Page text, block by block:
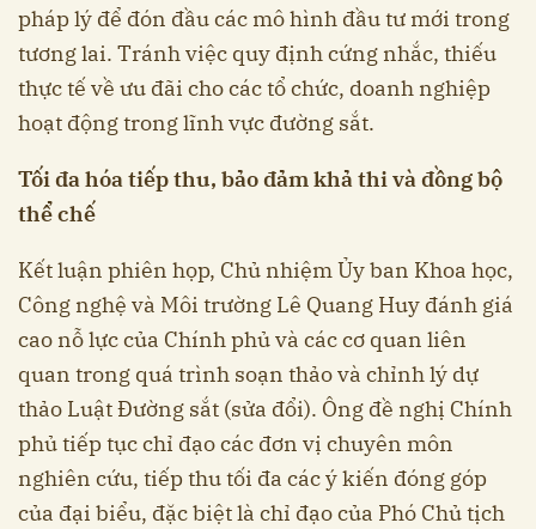
pháp lý để đón đầu các mô hình đầu tư mới trong
tương lai. Tránh việc quy định cứng nhắc, thiếu
thực tế về ưu đãi cho các tổ chức, doanh nghiệp
hoạt động trong lĩnh vực đường sắt.
Tối đa hóa tiếp thu, bảo đảm khả thi và đồng bộ
thể chế
Kết luận phiên họp, Chủ nhiệm Ủy ban Khoa học,
Công nghệ và Môi trường Lê Quang Huy đánh giá
cao nỗ lực của Chính phủ và các cơ quan liên
quan trong quá trình soạn thảo và chỉnh lý dự
thảo Luật Đường sắt (sửa đổi). Ông đề nghị Chính
phủ tiếp tục chỉ đạo các đơn vị chuyên môn
nghiên cứu, tiếp thu tối đa các ý kiến đóng góp
của đại biểu, đặc biệt là chỉ đạo của Phó Chủ tịch